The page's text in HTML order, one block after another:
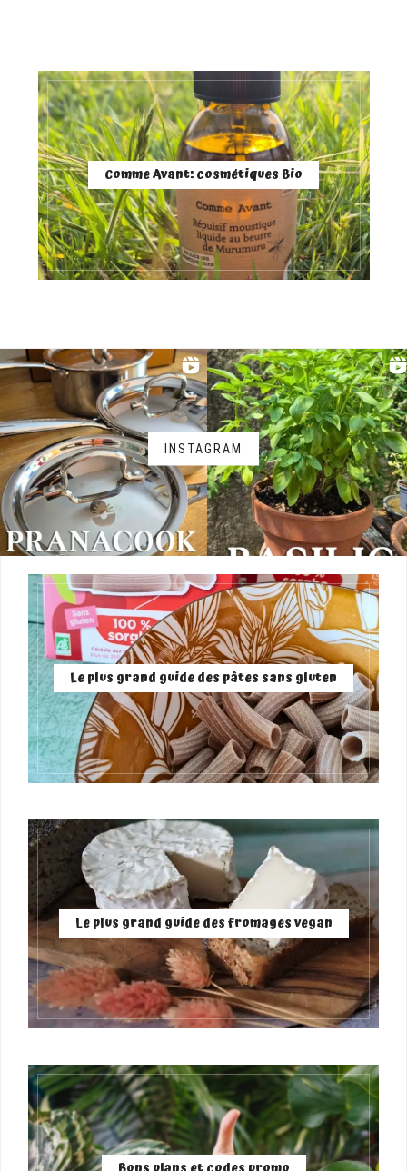
Comme Avant: cosmétiques Bio
INSTAGRAM
Le plus grand guide des pâtes sans gluten
Le plus grand guide des fromages vegan